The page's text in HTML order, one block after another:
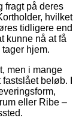
fragt på deres
hvilket
tidligere end
kunne nå at få
hjem.
men i mange
beløb. I
eller Ribe –